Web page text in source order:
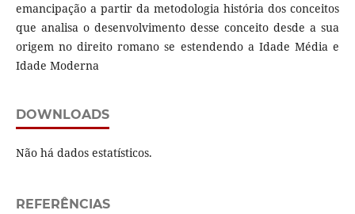
emancipação a partir da metodologia história dos conceitos
que analisa o desenvolvimento desse conceito desde a sua
origem no direito romano se estendendo a Idade Média e
Idade Moderna
DOWNLOADS
Não há dados estatísticos.
REFERÊNCIAS